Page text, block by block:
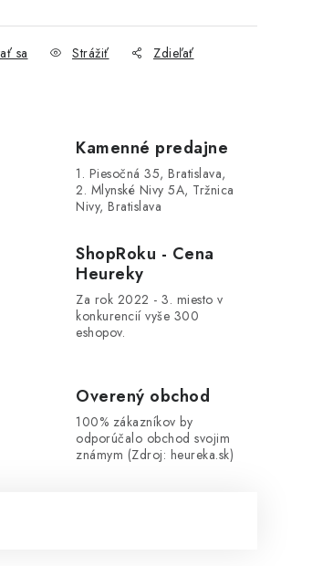
sa Strážiť Zdieľať
Kamenné predajne
1. Piesočná 35, Bratislava,
2. Mlynské Nivy 5A, Tržnica
Nivy, Bratislava
ShopRoku - Cena
Heureky
Za rok 2022 - 3. miesto v
konkurencií vyše 300
eshopov.
Overený obchod
100% zákazníkov by
odporúčalo obchod svojim
známym (Zdroj: heureka.sk)